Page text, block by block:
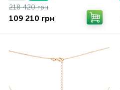
218 420 грн
109 210 грн